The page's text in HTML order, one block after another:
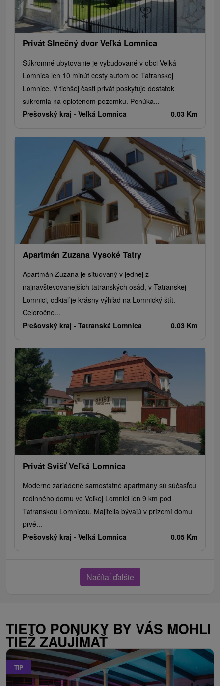
Privát Slnečný dvor Veľká Lomnica
Súkromné ubytovanie je vybudované v obci Veľká
Lomnica len 10 minút cesty autom od Tatranskej
Lomnice. V tichšej časti privát poskytuje dostatok
súkromia na oplotenom pozemku. Ponúka...
Prešovský kraj - Veľká Lomnica 0.03 Km
Apartmán Zuzana Vysoké Tatry
Apartmán Zuzana je situovaný v jednej z
najnavštevovanejších tatranských osád, v Tatranskej
Lomnici, odkiaľ je krásny výhľad na Lomnický štít.
Celoročne...
Prešovský kraj - Tatranská Lomnica 0.03 Km
Privát Svišť Veľká Lomnica
Moderne zariadené samostatné apartmány sú súčasťou
rodinného domu vo Veľkej Lomnici len 9 km pod
Tatranskou Lomnicou. Majitelia bývajú v prízemí domu,
prvé...
Prešovský kraj - Veľká Lomnica 0.05 Km
Načítať ďalšie
TIETO PONUKY BY VÁS MOHLI
TIEŽ ZAUJÍMAŤ
TIP